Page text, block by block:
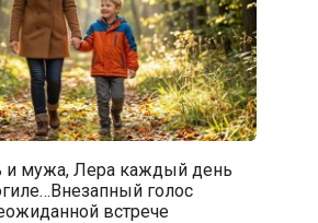
и мужа, Лера каждый день
голос
встрече